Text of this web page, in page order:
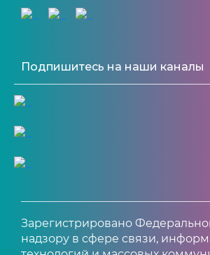
Подпишитесь на наши каналы
Зарегистрировано
надзору в сфере связи,